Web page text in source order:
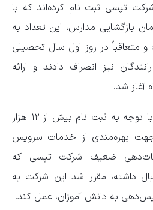
تپسی ثبت نام کرده‌اند که با
بازگشایی مدارس، این تعداد به
در روز اول سال تحصیلی
از رانندگان نیز انصراف دادند و ارائه
آغاز شد.
با دستور دادستانی تهران، با توجه به ثبت نام بیش از ۱۲ هزار
بهره‌مندی از خدمات سرویس
ضعیف شرکت تپسی که
داشته، مقرر شد این شرکت به
به دانش آموزان، عمل کند.